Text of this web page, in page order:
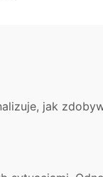
jak